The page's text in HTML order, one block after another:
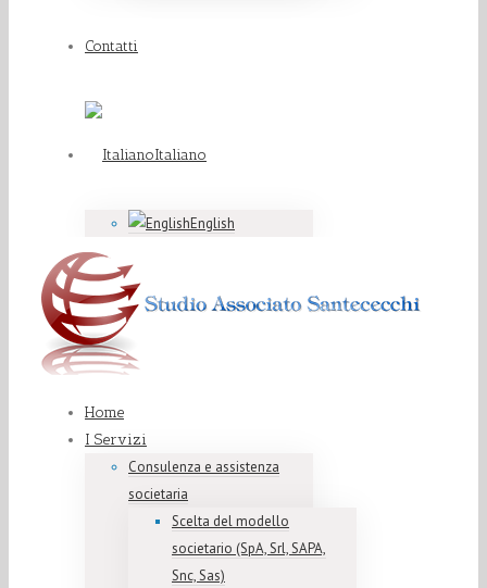
Contatti
Italiano
English
Home
I Servizi
Consulenza e assistenza
societaria
Scelta del modello
societario (SpA, Srl, SAPA,
Snc, Sas)